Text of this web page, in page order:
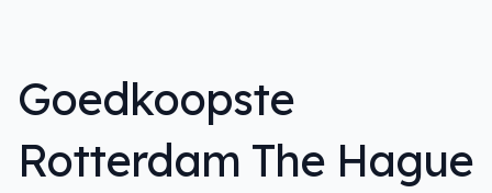
Goedkoopste
Rotterdam The Hague